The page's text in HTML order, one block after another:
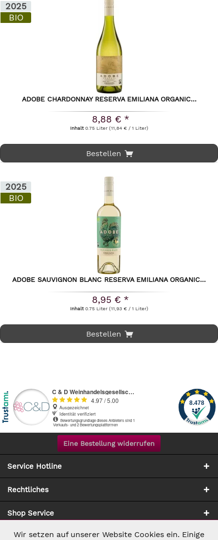
2025
BIO
ADOBE CHARDONNAY RESERVA EMILIANA ORGANIC...
8,88 € *
Inhalt0.75 Liter (11,84 € / 1 Liter)
Bestellen
2025
BIO
ADOBE SAUVIGNON BLANC RESERVA EMILIANA ORGANIC...
8,95 € *
Inhalt0.75 Liter (11,93 € / 1 Liter)
Bestellen
Eine Bestellung widerrufen
Service Hotline
Rechtliches
Shop Service
Zahlung & Versand
Notwendig Aktiv
Wir setzen auf unserer Website Cookies ein. Einige